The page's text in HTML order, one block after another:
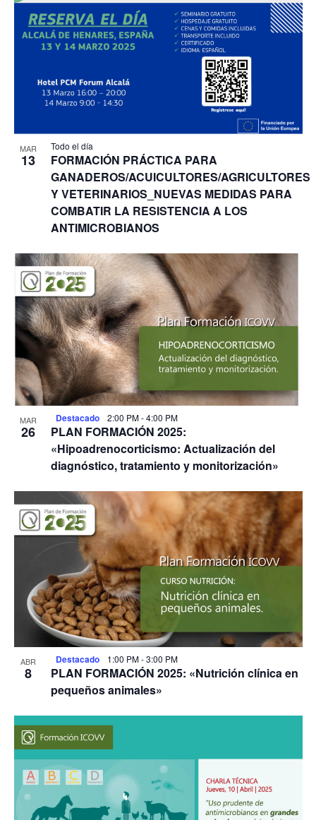
MAR
13
Todo el día
FORMACIÓN PRÁCTICA PARA
GANADEROS/ACUICULTORES/AGRICULTORES
Y VETERINARIOS_NUEVAS MEDIDAS PARA
COMBATIR LA RESISTENCIA A LOS
ANTIMICROBIANOS
MAR
26
Destacado 2:00 PM-4:00 PM
PLAN FORMACIÓN 2025:
«Hipoadrenocorticismo: Actualización del
diagnóstico, tratamiento y monitorización»
ABR
8
Destacado 1:00 PM-3:00 PM
PLAN FORMACIÓN 2025: «Nutrición clínica en
pequeños animales»